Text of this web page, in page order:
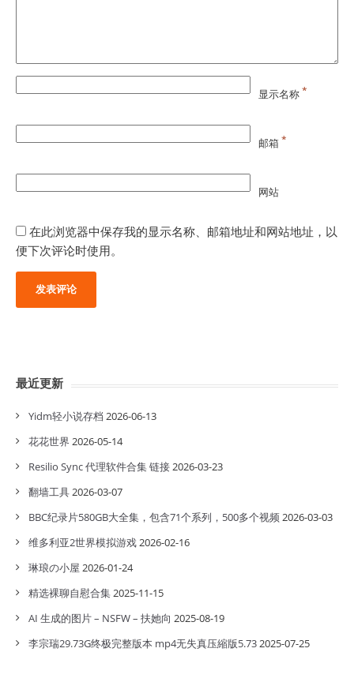
显示名称*
邮箱*
网站
在此浏览器中保存我的显示名称、邮箱地址和网站地址，以
便下次评论时使用。
最近更新
Yidm轻小说存档 2026-06-13
花花世界 2026-05-14
Resilio Sync 代理软件合集 链接2026-03-23
翻墙工具2026-03-07
BBC纪录片580GB大全集，包含71个系列，500多个视频2026-03-03
维多利亚2世界模拟游戏2026-02-16
琳琅の小屋 2026-01-24
精选裸聊自慰合集2025-11-15
AI 生成的图片 – NSFW – 扶她向 2025-08-19
李宗瑞29.73G终极完整版本 mp4无失真压縮版5.732025-07-25